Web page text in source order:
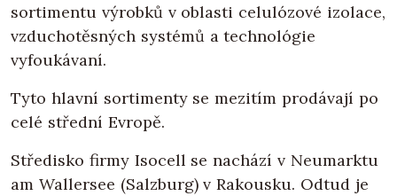
sortimentu výrobků v oblasti celulózové izolace,
vzduchotěsných systémů a technológie
vyfoukávaní.
Tyto hlavní sortimenty se mezitím prodávají po
celé střední Evropě.
Středisko firmy Isocell se nachází v Neumarktu
am Wallersee (Salzburg) v Rakousku. Odtud je